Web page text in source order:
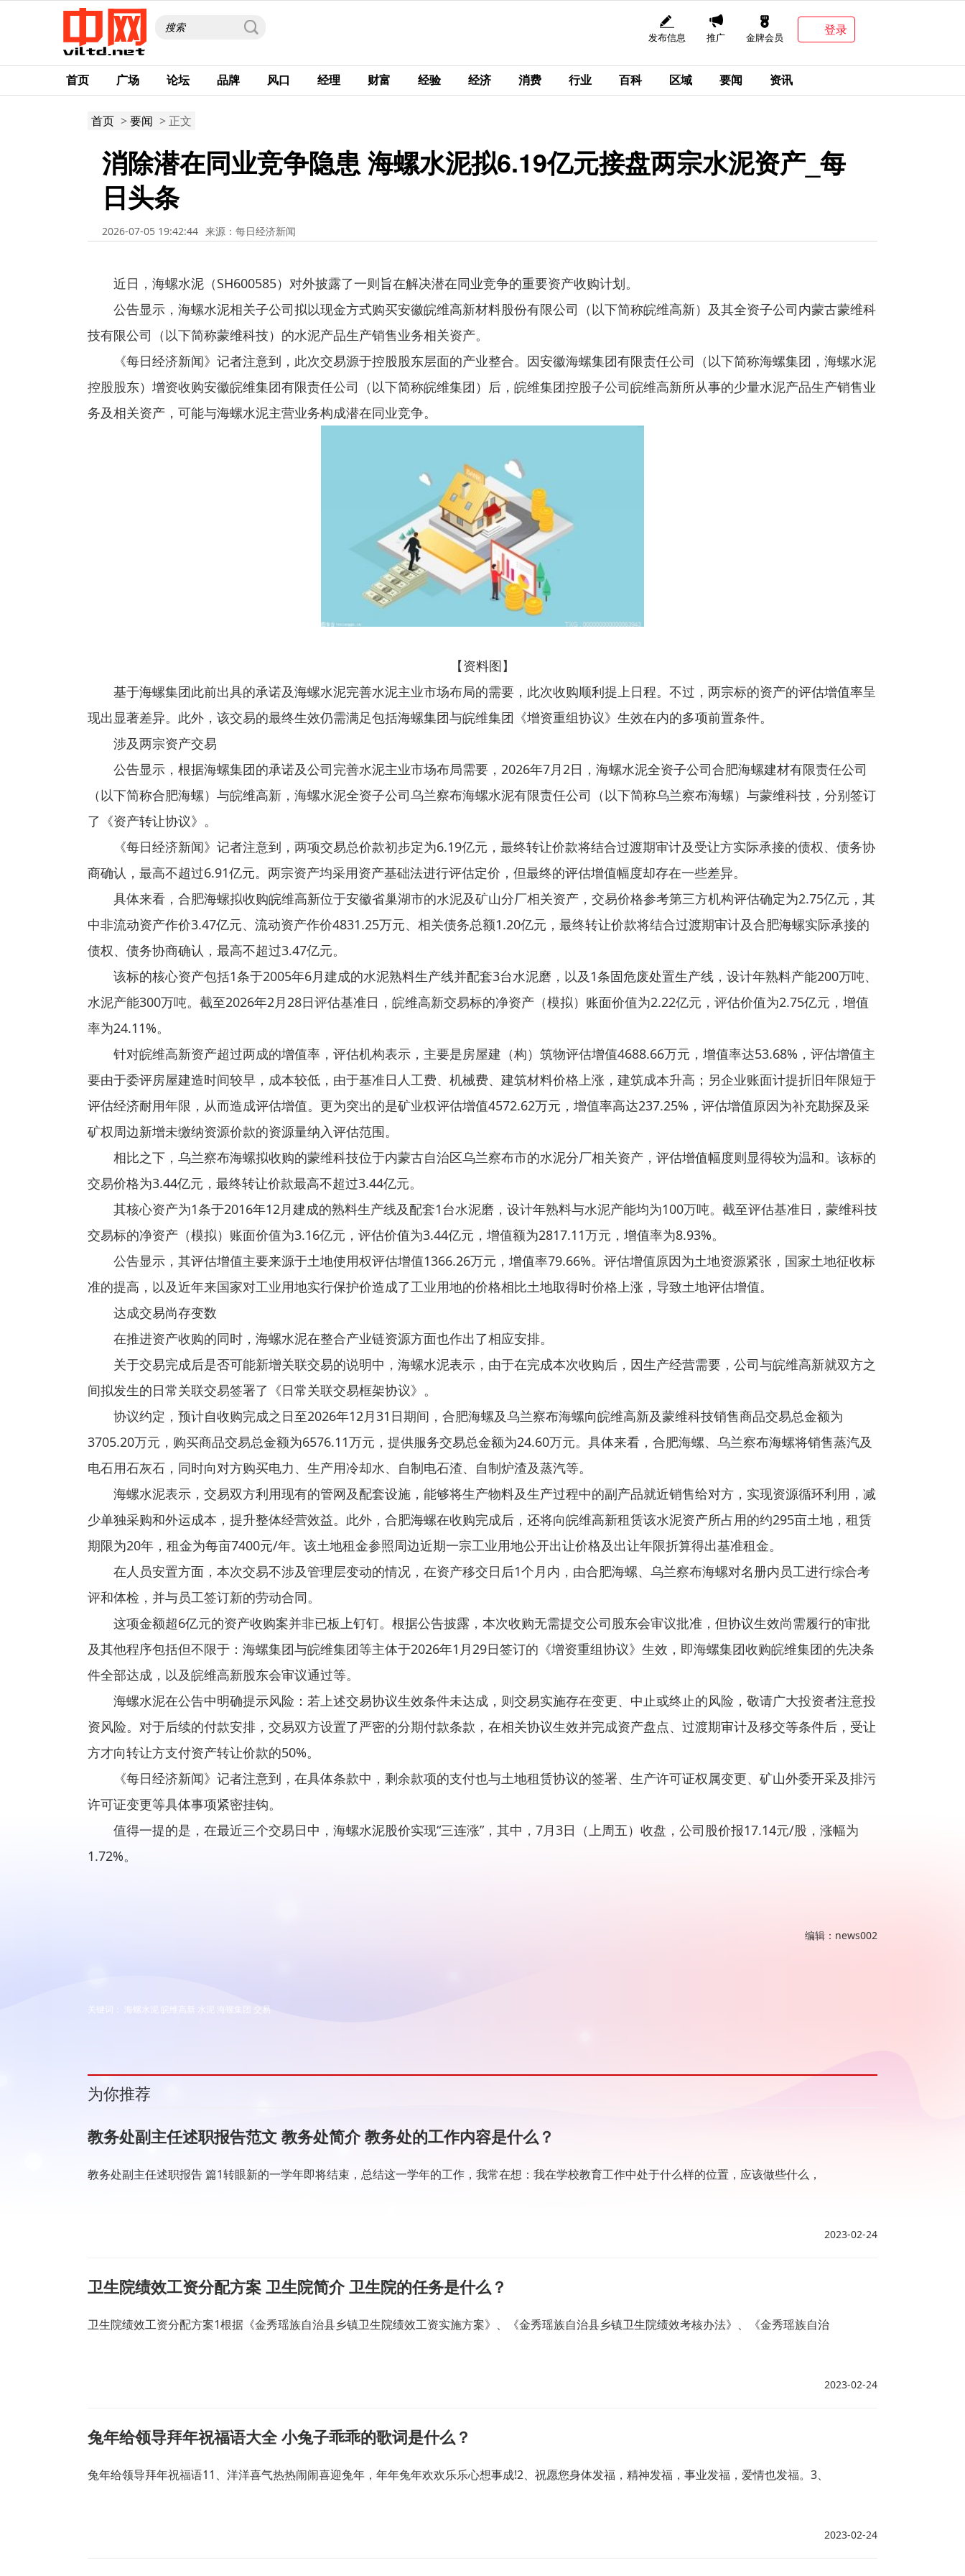
发布信息 推广 金牌会员
登录
首页 广场 论坛 品牌 风口 经理 财富 经验 经济 消费 行业 百科 区域 要闻 资讯
首页 >要闻 > 正文
消除潜在同业竞争隐患 海螺水泥拟6.19亿元接盘两宗水泥资产_每
日头条
2026-07-05 19:42:44 来源：每日经济新闻
近日，海螺水泥（SH600585）对外披露了一则旨在解决潜在同业竞争的重要资产收购计划。
公告显示，海螺水泥相关子公司拟以现金方式购买安徽皖维高新材料股份有限公司（以下简称皖维高新）及其全资子公司内蒙古蒙维科
技有限公司（以下简称蒙维科技）的水泥产品生产销售业务相关资产。
《每日经济新闻》记者注意到，此次交易源于控股股东层面的产业整合。因安徽海螺集团有限责任公司（以下简称海螺集团，海螺水泥
控股股东）增资收购安徽皖维集团有限责任公司（以下简称皖维集团）后，皖维集团控股子公司皖维高新所从事的少量水泥产品生产销售业
务及相关资产，可能与海螺水泥主营业务构成潜在同业竞争。
【资料图】
基于海螺集团此前出具的承诺及海螺水泥完善水泥主业市场布局的需要，此次收购顺利提上日程。不过，两宗标的资产的评估增值率呈
现出显著差异。此外，该交易的最终生效仍需满足包括海螺集团与皖维集团《增资重组协议》生效在内的多项前置条件。
涉及两宗资产交易
公告显示，根据海螺集团的承诺及公司完善水泥主业市场布局需要，2026年7月2日，海螺水泥全资子公司合肥海螺建材有限责任公司
（以下简称合肥海螺）与皖维高新，海螺水泥全资子公司乌兰察布海螺水泥有限责任公司（以下简称乌兰察布海螺）与蒙维科技，分别签订
了《资产转让协议》。
《每日经济新闻》记者注意到，两项交易总价款初步定为6.19亿元，最终转让价款将结合过渡期审计及受让方实际承接的债权、债务协
商确认，最高不超过6.91亿元。两宗资产均采用资产基础法进行评估定价，但最终的评估增值幅度却存在一些差异。
具体来看，合肥海螺拟收购皖维高新位于安徽省巢湖市的水泥及矿山分厂相关资产，交易价格参考第三方机构评估确定为2.75亿元，其
中非流动资产作价3.47亿元、流动资产作价4831.25万元、相关债务总额1.20亿元，最终转让价款将结合过渡期审计及合肥海螺实际承接的
债权、债务协商确认，最高不超过3.47亿元。
该标的核心资产包括1条于2005年6月建成的水泥熟料生产线并配套3台水泥磨，以及1条固危废处置生产线，设计年熟料产能200万吨、
水泥产能300万吨。截至2026年2月28日评估基准日，皖维高新交易标的净资产（模拟）账面价值为2.22亿元，评估价值为2.75亿元，增值
率为24.11%。
针对皖维高新资产超过两成的增值率，评估机构表示，主要是房屋建（构）筑物评估增值4688.66万元，增值率达53.68%，评估增值主
要由于委评房屋建造时间较早，成本较低，由于基准日人工费、机械费、建筑材料价格上涨，建筑成本升高；另企业账面计提折旧年限短于
评估经济耐用年限，从而造成评估增值。更为突出的是矿业权评估增值4572.62万元，增值率高达237.25%，评估增值原因为补充勘探及采
矿权周边新增未缴纳资源价款的资源量纳入评估范围。
相比之下，乌兰察布海螺拟收购的蒙维科技位于内蒙古自治区乌兰察布市的水泥分厂相关资产，评估增值幅度则显得较为温和。该标的
交易价格为3.44亿元，最终转让价款最高不超过3.44亿元。
其核心资产为1条于2016年12月建成的熟料生产线及配套1台水泥磨，设计年熟料与水泥产能均为100万吨。截至评估基准日，蒙维科技
交易标的净资产（模拟）账面价值为3.16亿元，评估价值为3.44亿元，增值额为2817.11万元，增值率为8.93%。
公告显示，其评估增值主要来源于土地使用权评估增值1366.26万元，增值率79.66%。评估增值原因为土地资源紧张，国家土地征收标
准的提高，以及近年来国家对工业用地实行保护价造成了工业用地的价格相比土地取得时价格上涨，导致土地评估增值。
达成交易尚存变数
在推进资产收购的同时，海螺水泥在整合产业链资源方面也作出了相应安排。
关于交易完成后是否可能新增关联交易的说明中，海螺水泥表示，由于在完成本次收购后，因生产经营需要，公司与皖维高新就双方之
间拟发生的日常关联交易签署了《日常关联交易框架协议》。
协议约定，预计自收购完成之日至2026年12月31日期间，合肥海螺及乌兰察布海螺向皖维高新及蒙维科技销售商品交易总金额为
3705.20万元，购买商品交易总金额为6576.11万元，提供服务交易总金额为24.60万元。具体来看，合肥海螺、乌兰察布海螺将销售蒸汽及
电石用石灰石，同时向对方购买电力、生产用冷却水、自制电石渣、自制炉渣及蒸汽等。
海螺水泥表示，交易双方利用现有的管网及配套设施，能够将生产物料及生产过程中的副产品就近销售给对方，实现资源循环利用，减
少单独采购和外运成本，提升整体经营效益。此外，合肥海螺在收购完成后，还将向皖维高新租赁该水泥资产所占用的约295亩土地，租赁
期限为20年，租金为每亩7400元/年。该土地租金参照周边近期一宗工业用地公开出让价格及出让年限折算得出基准租金。
在人员安置方面，本次交易不涉及管理层变动的情况，在资产移交日后1个月内，由合肥海螺、乌兰察布海螺对名册内员工进行综合考
评和体检，并与员工签订新的劳动合同。
这项金额超6亿元的资产收购案并非已板上钉钉。根据公告披露，本次收购无需提交公司股东会审议批准，但协议生效尚需履行的审批
及其他程序包括但不限于：海螺集团与皖维集团等主体于2026年1月29日签订的《增资重组协议》生效，即海螺集团收购皖维集团的先决条
件全部达成，以及皖维高新股东会审议通过等。
海螺水泥在公告中明确提示风险：若上述交易协议生效条件未达成，则交易实施存在变更、中止或终止的风险，敬请广大投资者注意投
资风险。对于后续的付款安排，交易双方设置了严密的分期付款条款，在相关协议生效并完成资产盘点、过渡期审计及移交等条件后，受让
方才向转让方支付资产转让价款的50%。
《每日经济新闻》记者注意到，在具体条款中，剩余款项的支付也与土地租赁协议的签署、生产许可证权属变更、矿山外委开采及排污
许可证变更等具体事项紧密挂钩。
值得一提的是，在最近三个交易日中，海螺水泥股价实现“三连涨”，其中，7月3日（上周五）收盘，公司股价报17.14元/股，涨幅为
1.72%。
编辑：news002
关键词： 海螺水泥 皖维高新 水泥 海螺集团 交易
为你推荐
教务处副主任述职报告范文 教务处简介 教务处的工作内容是什么？
教务处副主任述职报告 篇1转眼新的一学年即将结束，总结这一学年的工作，我常在想：我在学校教育工作中处于什么样的位置，应该做些什么，
2023-02-24
卫生院绩效工资分配方案 卫生院简介 卫生院的任务是什么？
卫生院绩效工资分配方案1根据《金秀瑶族自治县乡镇卫生院绩效工资实施方案》、《金秀瑶族自治县乡镇卫生院绩效考核办法》、《金秀瑶族自治
2023-02-24
兔年给领导拜年祝福语大全 小兔子乖乖的歌词是什么？
兔年给领导拜年祝福语11、洋洋喜气热热闹闹喜迎兔年，年年兔年欢欢乐乐心想事成!2、祝愿您身体发福，精神发福，事业发福，爱情也发福。3、
2023-02-24